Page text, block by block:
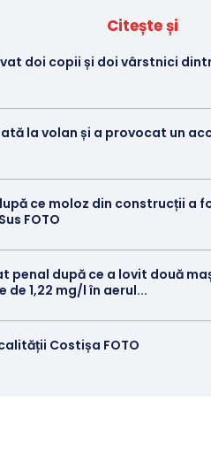
Citește și
doi copii și doi vârstnici
la volan și a provocat un
ce moloz din construcții a
FOTO
penal după ce a lovit două
de 1,22 mg/l în aerul...
Costișa FOTO